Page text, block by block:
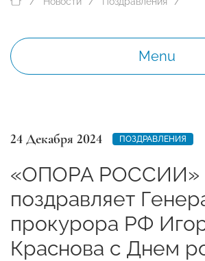
Menu
24 Декабря 2024 ПОЗДРАВЛЕНИЯ
«ОПОРА РОССИИ»
поздравляет
прокурора РФ
Краснова с Днем